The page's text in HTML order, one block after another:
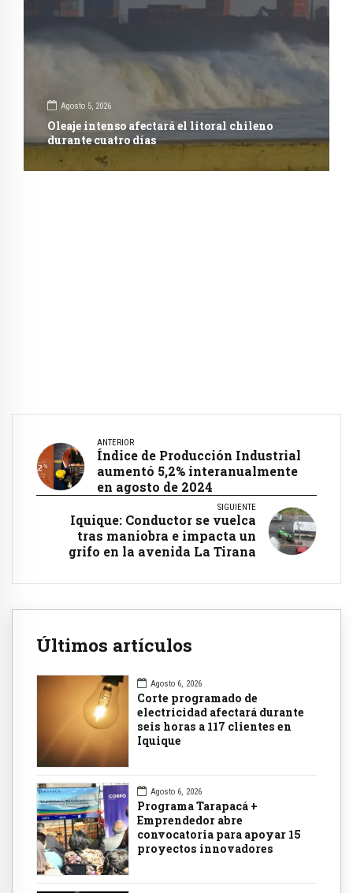
Agosto 5, 2026
Oleaje intenso afectará el litoral chileno
durante cuatro días
ANTERIOR
Índice de Producción Industrial
aumentó 5,2% interanualmente
en agosto de 2024
SIGUIENTE
Iquique: Conductor se vuelca
tras maniobra e impacta un
grifo en la avenida La Tirana
Últimos artículos
Agosto 6, 2026
Corte programado de
electricidad afectará durante
seis horas a 117 clientes en
Iquique
Agosto 6, 2026
Programa Tarapacá +
Emprendedor abre
convocatoria para apoyar 15
proyectos innovadores